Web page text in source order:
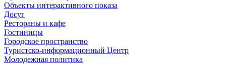
Объекты интерактивного показа
Досуг
Рестораны и кафе
Гостиницы
Городское пространство
Туристско-информационный Центр
Молодежная политика